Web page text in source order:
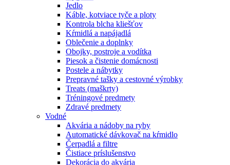
Jedlo
Káble, kotviace tyče a ploty
Kontrola blcha kliešťov
Kŕmidlá a napájadlá
Oblečenie a doplnky
Obojky, postroje a vodítka
Piesok a čistenie domácnosti
Postele a nábytky
Prepravné tašky a cestovné výrobky
Treats (maškrty)
Tréningové predmety
Zdravé predmety
Vodné
Akvária a nádoby na ryby
Automatické dávkovač na kŕmidlo
Čerpadlá a filtre
Čistiace príslušenstvo
Dekorácia do akvária